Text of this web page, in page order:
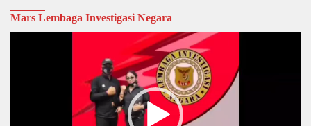
Mars Lembaga Investigasi Negara